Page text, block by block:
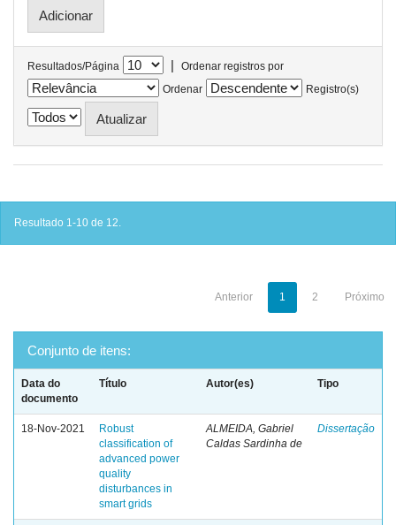
Resultados/Página |
Ordenar registros por
Ordenar
Registro(s)
Resultado 1-10 de 12.
Anterior 1 2 Próximo
Conjunto de itens:
Data do
documento
Título Autor(es) Tipo
18-Nov-2021
Robust
classification of
advanced power
quality
disturbances in
smart grids
ALMEIDA, Gabriel
Caldas Sardinha de
Dissertação